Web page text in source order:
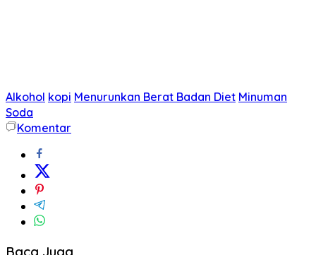
Alkohol kopi Menurunkan Berat Badan Diet Minuman
Soda
Komentar
Baca Juga